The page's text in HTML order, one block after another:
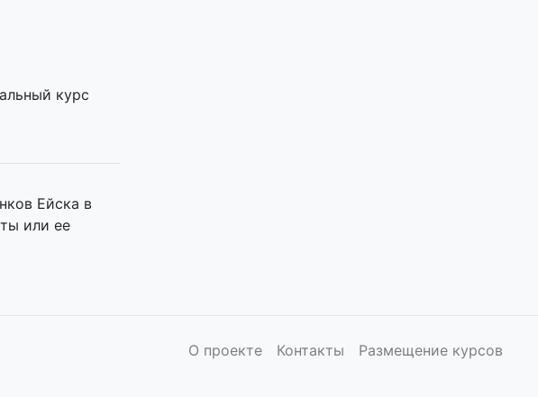
курс
Ейска в
или ее
О проекте Контакты Размещение курсов